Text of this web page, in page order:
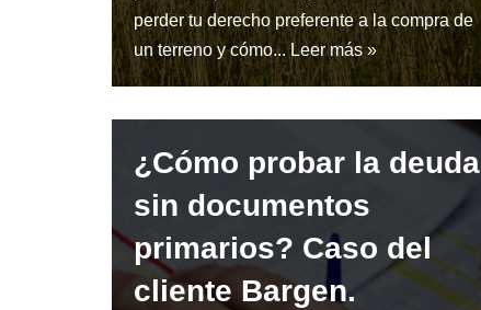
perder tu derecho preferente a la compra de
un terreno y cómo...Leer más »
¿Cómo probar la deuda
sin documentos
primarios? Caso del
cliente Bargen.